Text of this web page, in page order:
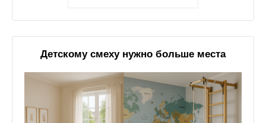
Детскому смеху нужно больше места